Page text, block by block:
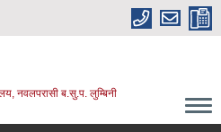
नवलपरासी ब.सु.प. लुम्बिनी